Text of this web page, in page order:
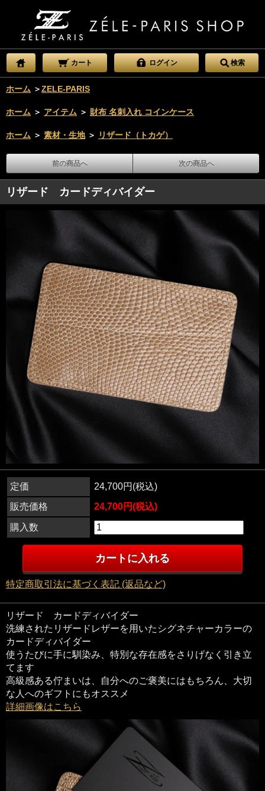
カート ログイン 検索
ホーム ＞ZELE-PARIS
ホーム ＞ アイテム ＞ 財布 名刺入れ コインケース
ホーム ＞ 素材・生地 ＞ リザード（トカゲ）
前の商品へ 次の商品へ
リザード カードディバイダー
定価
24,700円(税込)
販売価格
24,700円(税込)
購入数
特定商取引法に基づく表記 (返品など)
リザード カードディバイダー
洗練されたリザードレザーを用いたシグネチャーカラーの
カードディバイダー
使うたびに手に馴染み、特別な存在感をさりげなく引き立
てます
高級感ある佇まいは、自分へのご褒美にはもちろん、大切
な人へのギフトにもオススメ
詳細画像はこちら